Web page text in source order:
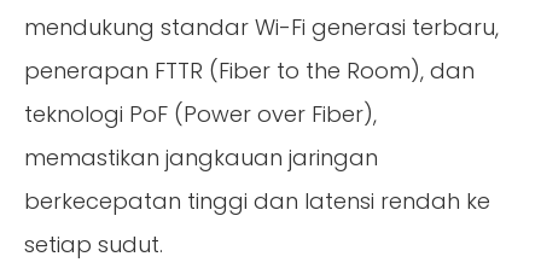
mendukung standar Wi-Fi generasi terbaru,
penerapan FTTR (Fiber to the Room), dan
teknologi PoF (Power over Fiber),
memastikan jangkauan jaringan
berkecepatan tinggi dan latensi rendah ke
setiap sudut.